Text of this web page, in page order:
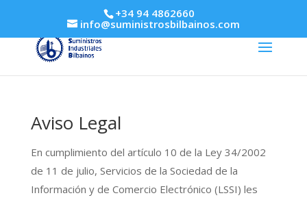
+34 94 4862660
info@suministrosbilbainos.com
Aviso Legal
En cumplimiento del artículo 10 de la Ley 34/2002
de 11 de julio, Servicios de la Sociedad de la
Información y de Comercio Electrónico (LSSI) les